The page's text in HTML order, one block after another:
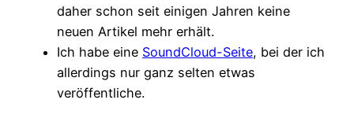
daher schon seit einigen Jahren keine
neuen Artikel mehr erhält.
Ich habe eine SoundCloud-Seite, bei der ich
allerdings nur ganz selten etwas
veröffentliche.